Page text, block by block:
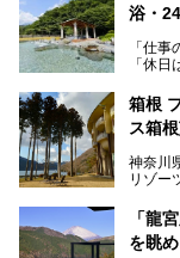
今回
を見
サウナ
リのビ
内の様
浴・
「仕
「休
たい」
そんな
神奈川
など、
う」
そこで
箱根
ス箱
神奈川
リゾー
「箱
「ザ
プ（旗
「龍
を眺